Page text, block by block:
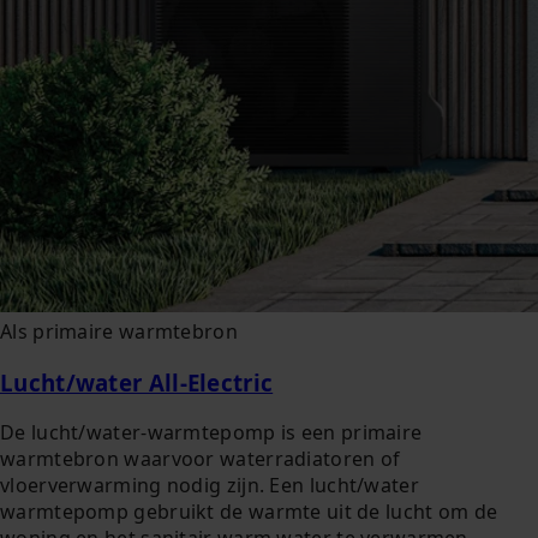
Als primaire warmtebron
Lucht/water All-Electric
De lucht/water-warmtepomp is een primaire
warmtebron waarvoor waterradiatoren of
vloerverwarming nodig zijn. Een lucht/water
warmtepomp gebruikt de warmte uit de lucht om de